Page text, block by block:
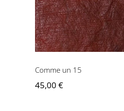
Comme un 15
45,00 €